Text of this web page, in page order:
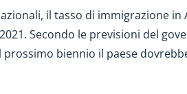
il tasso di immigrazione
Secondo le previsioni del
biennio il paese